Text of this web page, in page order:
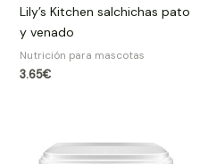
Lily’s Kitchen salchichas pato
y venado
Nutrición para mascotas
3.65€